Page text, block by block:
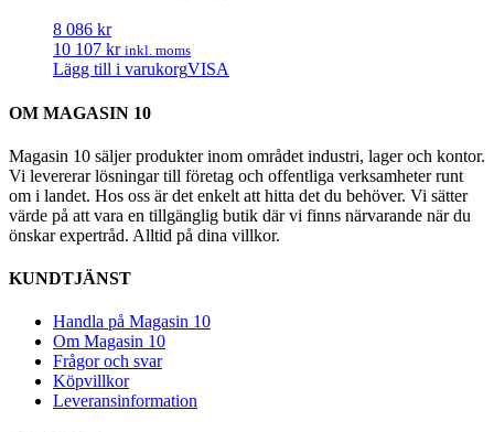
8 086 kr
10 107 kr inkl. moms
Lägg till i varukorgVISA
OM MAGASIN 10
Magasin 10 säljer produkter inom området industri, lager och kontor.
Vi levererar lösningar till företag och offentliga verksamheter runt
om i landet. Hos oss är det enkelt att hitta det du behöver. Vi sätter
värde på att vara en tillgänglig butik där vi finns närvarande när du
önskar expertråd. Alltid på dina villkor.
KUNDTJÄNST
Handla på Magasin 10
Om Magasin 10
Frågor och svar
Köpvillkor
Leveransinformation